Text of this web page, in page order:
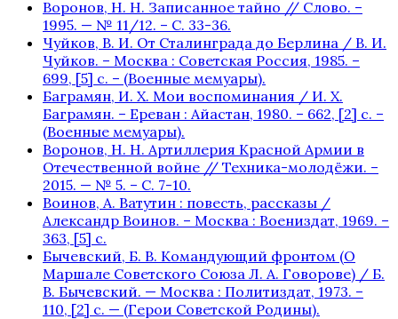
Воронов, Н. Н. Записанное тайно // Слово. –
1995. — № 11/12. – С. 33-36.
Чуйков, В. И. От Сталинграда до Берлина / В. И.
Чуйков. – Москва : Советская Россия, 1985. –
699, [5] с. – (Военные мемуары).
Баграмян, И. Х. Мои воспоминания / И. Х.
Баграмян. – Ереван : Айастан, 1980. – 662, [2] c. –
(Военные мемуары).
Воронов, Н. Н. Артиллерия Красной Армии в
Отечественной войне // Техника-молодёжи. –
2015. — № 5. – С. 7-10.
Воинов, А. Ватутин : повесть, рассказы /
Александр Воинов. – Москва : Воениздат, 1969. –
363, [5] с.
Бычевский, Б. В. Командующий фронтом (О
Маршале Советского Союза Л. А. Говорове) / Б.
В. Бычевский. — Москва : Политиздат, 1973. –
110, [2] с. — (Герои Советской Родины).